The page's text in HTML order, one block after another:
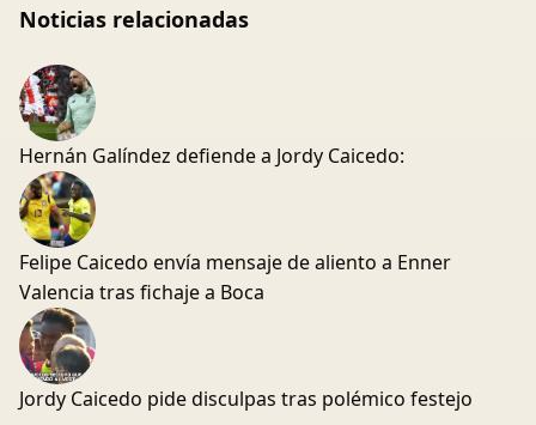
Noticias relacionadas
Hernán Galíndez defiende a Jordy Caicedo:
Felipe Caicedo envía mensaje de aliento a Enner
Valencia tras fichaje a Boca
Jordy Caicedo pide disculpas tras polémico festejo